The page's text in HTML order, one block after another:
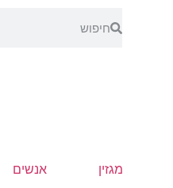
מגזין אנשים